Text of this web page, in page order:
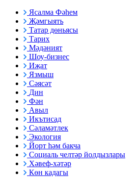
Ясалма Фәһем
Җәмгыять
Татар дөньясы
Тарих
Мәдәният
Шоу-бизнес
Иҗат
Язмыш
Сәясәт
Дин
Фән
Авыл
Икътисад
Сәламәтлек
Экология
Йорт һәм бакча
Социаль челтәр йолдызлары
Хәвеф-хәтәр
Көн кадагы